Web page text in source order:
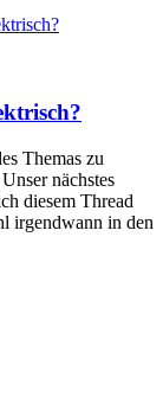
Themas zu
nächstes
diesem Thread
irgendwann in den